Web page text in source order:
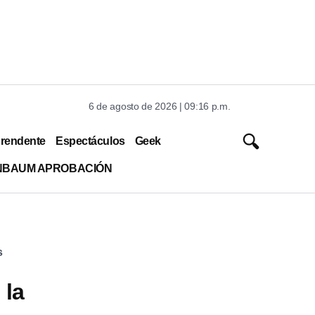
6 de agosto de 2026 | 09:16 p.m.
Espectáculos Geek
APROBACIÓN
la